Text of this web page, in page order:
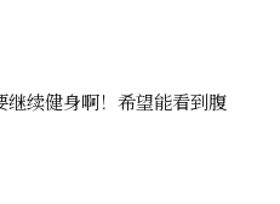
继续健身啊！希望能看到腹